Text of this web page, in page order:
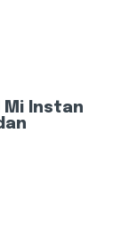
Mi Instan